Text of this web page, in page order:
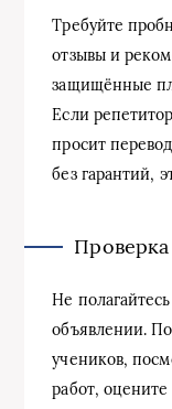
Требуйте
отзывы и
защищённые
Если
просит
без гарантий,
Не
объявлении.
учеников,
работ,